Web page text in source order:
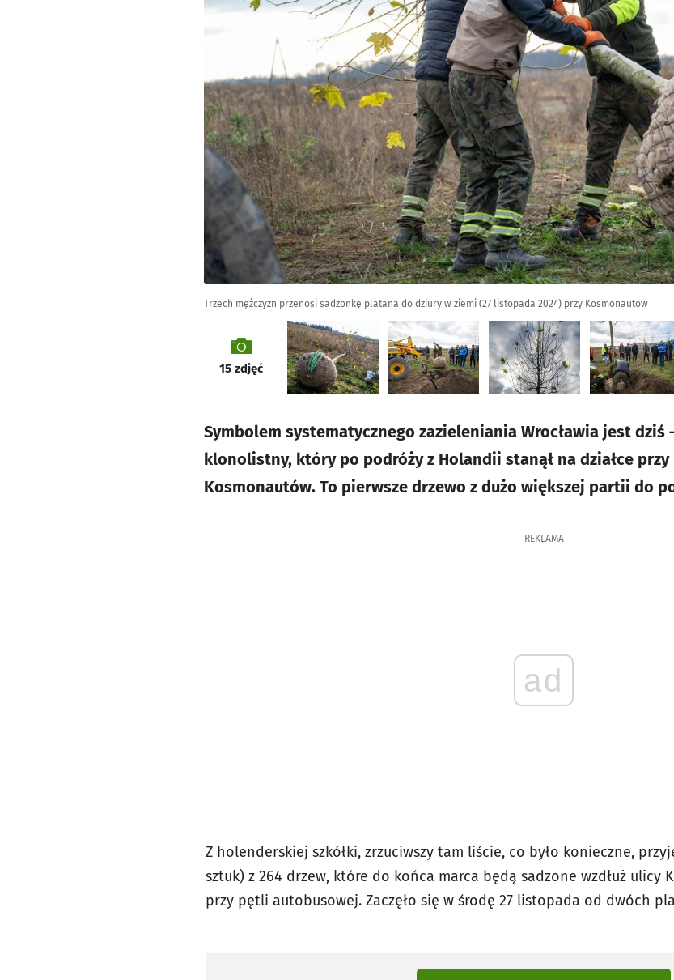
Trzech mężczyzn przenosi sadzonkę platana do dziury w ziemi (27 listopada 2024) przy Kosmonautów
galeria
15zdjęć
Symbolem systematycznego zazieleniania Wrocławia jest dziś
klonolistny, który po podróży z Holandii stanął na działce
Kosmonautów. To pierwsze drzewo z dużo większej partii do
REKLAMA
ad
Z holenderskiej szkółki, zrzuciwszy tam liście, co było konieczne,
sztuk) z 264 drzew, które do końca marca będą sadzone wzdłuż ulicy
przy pętli autobusowej. Zaczęło się w środę 27 listopada od dwóch